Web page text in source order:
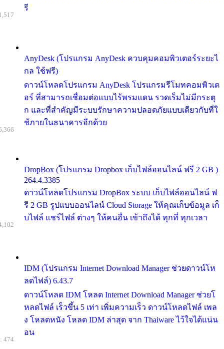
รี
AnyDesk (โปรแกรม AnyDesk ควบคุมคอมพิวเตอร์ระยะไ
กล ใช้ฟรี)
ดาวน์โหลดโปรแกรม AnyDesk โปรแกรมรีโมทคอมพิวเต
อร์ ที่สามารถเชื่อมต่อแบบไร้พรมแดน รวดเร็มไม่มีกระตุ
ก และที่สำคัญมีระบบรักษาความปลอดภัยแบบเดียวกับที่ใ
ช้ภายในธนาคารอีกด้วย
DropBox (โปรแกรม Dropbox เก็บไฟล์ออนไลน์ ฟรี 2 GB )
264.4.3385
ดาวน์โหลดโปรแกรม DropBox ระบบ เก็บไฟล์ออนไลน์ ฟ
รี 2 GB รูปแบบออนไลน์ Cloud Storage ให้คุณเก็บข้อมูล เก็
บไฟล์ แชร์ไฟล์ ต่างๆ ให้คนอื่น เข้าถึงได้ ทุกที่ ทุกเวลา
IDM (โปรแกรม Internet Download Manager ช่วยดาวน์โห
ลดไฟล์) 6.43.7
ดาวน์โหลด IDM โหลด Internet Download Manager ช่วยโ
หลดไฟล์ เร็วขึ้น 5 เท่า เพิ่มความเร็ว ดาวน์โหลดไฟล์ เพล
ง โหลดหนัง โหลด IDM ล่าสุด จาก Thaiware ไว้ใจได้แน่น
อน
474